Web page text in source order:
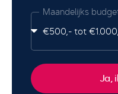
Maandelijks
Ja,